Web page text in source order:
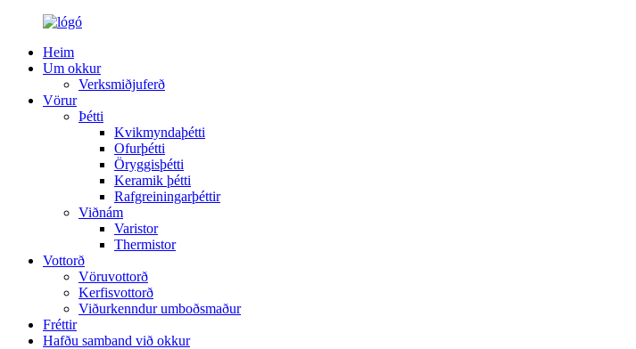
Heim
Um okkur
Verksmiðjuferð
Vörur
Þétti
Kvikmyndaþétti
Ofurþétti
Öryggisþétti
Keramik þétti
Rafgreiningarþéttir
Viðnám
Varistor
Thermistor
Vottorð
Vöruvottorð
Kerfisvottorð
Viðurkenndur umboðsmaður
Fréttir
Hafðu samband við okkur